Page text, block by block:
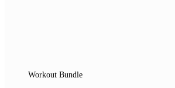
Workout Bundle